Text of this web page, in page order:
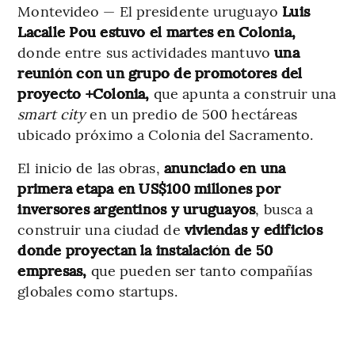
Montevideo — El presidente uruguayo Luis
Lacalle Pou estuvo el martes en Colonia,
donde entre sus actividades mantuvo una
reunión con un grupo de promotores del
proyecto +Colonia, que apunta a construir una
smart cityen un predio de 500 hectáreas
ubicado próximo a Colonia del Sacramento.
El inicio de las obras, anunciado en una
primera etapa en US$100 millones por
inversores argentinos y uruguayos, busca a
construir una ciudad de viviendas y edificios
donde proyectan la instalación de 50
empresas, que pueden ser tanto compañías
globales como startups.